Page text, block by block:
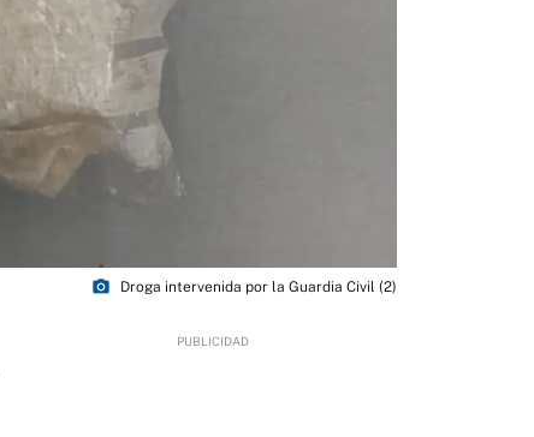
photo_camera Droga intervenida por la Guardia Civil (2)